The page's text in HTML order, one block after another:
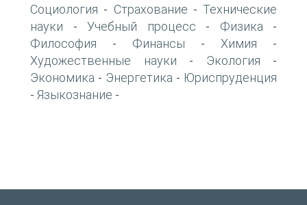
Социология - Страхование - Технические
науки - Учебный процесс - Физика -
Философия - Финансы - Химия -
Художественные науки - Экология -
Экономика - Энергетика - Юриспруденция
- Языкознание -